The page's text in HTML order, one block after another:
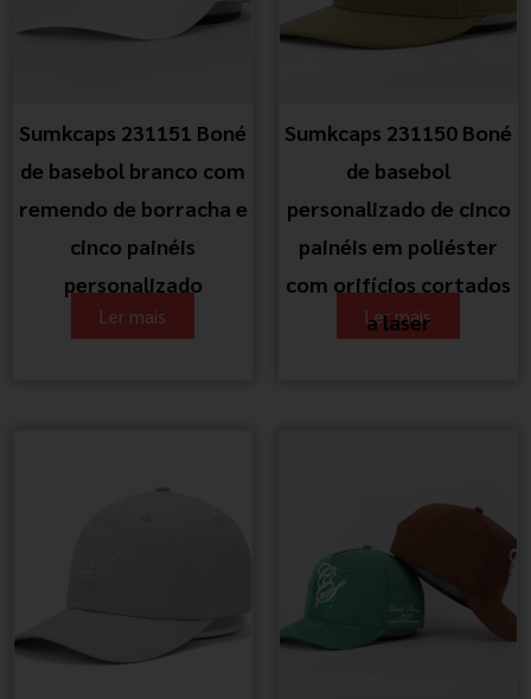
Sumkcaps 231151 Boné
de basebol branco com
remendo de borracha e
cinco painéis
personalizado
Ler mais
Sumkcaps 231150 Boné
de basebol
personalizado de cinco
painéis em poliéster
com orifícios cortados
a laser
Ler mais